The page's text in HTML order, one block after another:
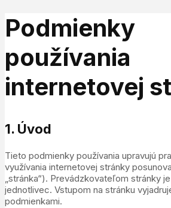
Podmienky
používania
internetovej
1. Úvod
Tieto podmienky používania upravujú
využívania internetovej stránky
„stránka“). Prevádzkovateľom stránky
jednotlivec. Vstupom na stránku
podmienkami.